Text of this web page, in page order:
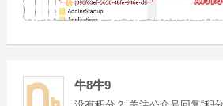
牛8牛9